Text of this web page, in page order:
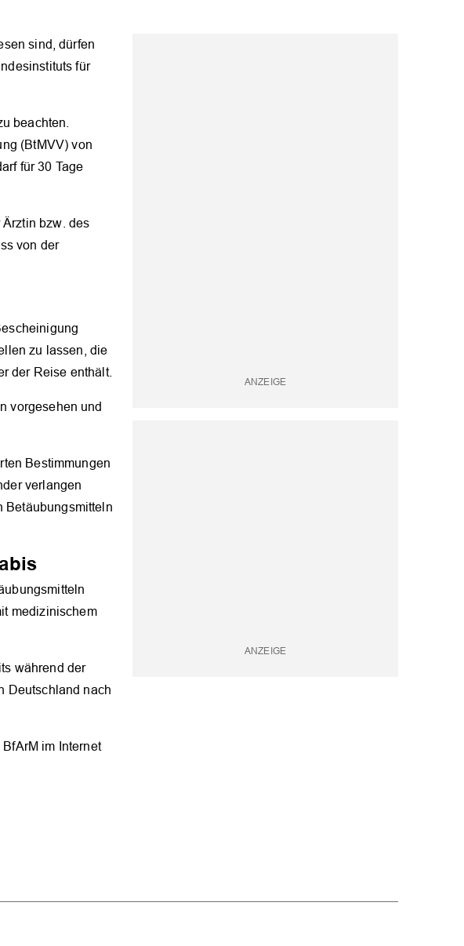
sind, dürfen
für
beachten.
(BtMVV) von
für 30 Tage
bzw. des
von der
zu lassen, die
der Reise enthält.
vorgesehen und
Bestimmungen
verlangen
Betäubungsmitteln
medizinischem
während der
Deutschland nach
im Internet